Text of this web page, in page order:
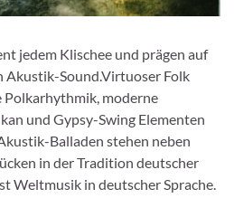
jedem Klischee und prägen auf
Akustik-Sound.Virtuoser Folk
moderne
und Gypsy-Swing Elementen
Balladen stehen neben
in der Tradition deutscher
Weltmusik in deutscher Sprache.